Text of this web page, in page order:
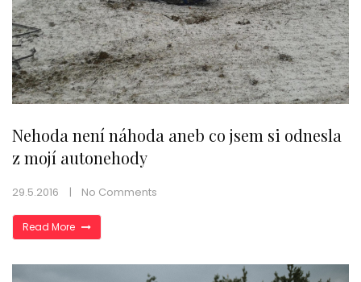
Nehoda není náhoda aneb co jsem si odnesla
z mojí autonehody
29.5.2016 No Comments
Read More